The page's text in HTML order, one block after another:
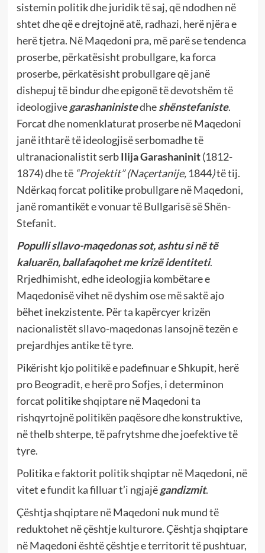
sistemin politik dhe juridik të saj, që ndodhen në
shtet dhe që e drejtojnë atë, radhazi, herë njëra e
herë tjetra. Në Maqedoni pra, më parë se tendenca
proserbe, përkatësisht probullgare, ka forca
proserbe, përkatësisht probullgare që janë
dishepuj të bindur dhe epigonë të devotshëm të
ideologjivegarashaninistedheshënstefaniste.
Forcat dhe nomenklaturat proserbe në Maqedoni
janë ithtarë të ideologjisë serbomadhe të
ultranacionalistit serbIlija Garashaninit(1812-
1874) dhe të “Projektit” (Naçertanije,1844)të tij.
Ndërkaq forcat politike probullgare në Maqedoni,
janë romantikët e vonuar të Bullgarisë së Shën-
Stefanit.
Populli sllavo-maqedonas sot, ashtu si në të
kaluarën, ballafaqohet me krizë identiteti.
Rrjedhimisht, edhe ideologjia kombëtare e
Maqedonisë vihet në dyshim ose më saktë ajo
bëhet inekzistente. Për ta kapërcyer krizën
nacionalistët sllavo-maqedonas lansojnë tezën e
prejardhjes antike të tyre.
Pikërisht kjo politikë e padefinuar e Shkupit, herë
pro Beogradit, e herë pro Sofjes, i determinon
forcat politike shqiptare në Maqedoni ta
rishqyrtojnë politikën paqësore dhe konstruktive,
në thelb shterpe, të pafrytshme dhe joefektive të
tyre.
Politika e faktorit politik shqiptar në Maqedoni, në
vitet e fundit ka filluar t’i ngjajëgandizmit.
Çështja shqiptare në Maqedoni nuk mund të
reduktohet në çështje kulturore. Çështja shqiptare
në Maqedoni është çështje e territorit të pushtuar,